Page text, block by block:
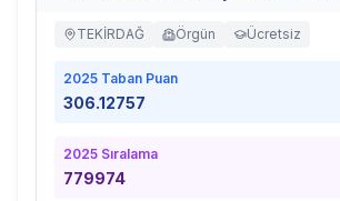
TEKİRDAĞ Örgün Ücretsiz
2025 Taban Puan
306.12757
2025 Sıralama
779974